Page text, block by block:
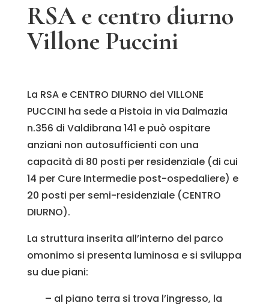
RSA e centro diurno
Villone Puccini
La RSA e CENTRO DIURNO del VILLONE
PUCCINI ha sede a Pistoia in via Dalmazia
n.356 di Valdibrana 141 e può ospitare
anziani non autosufficienti con una
capacità di 80 posti per residenziale (di cui
14 per Cure Intermedie post-ospedaliere) e
20 posti per semi-residenziale (CENTRO
DIURNO).
La struttura inserita all’interno del parco
omonimo si presenta luminosa e si sviluppa
su due piani:
– al piano terra si trova l’ingresso, la